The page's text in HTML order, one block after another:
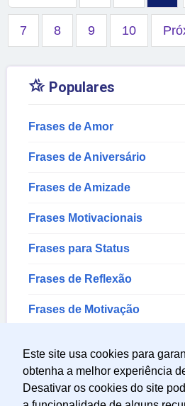
Este site usa cookies para
obtenha a melhor experiência
Desativar os cookies do site
7 8 9 10
 Populares
Frases de Amor
Frases de Aniversário
Frases de Amizade
Frases Motivacionais
Frases para Status
Frases de Reflexão
Frases de Motivação
Frases para Fotos
Frases de Deus